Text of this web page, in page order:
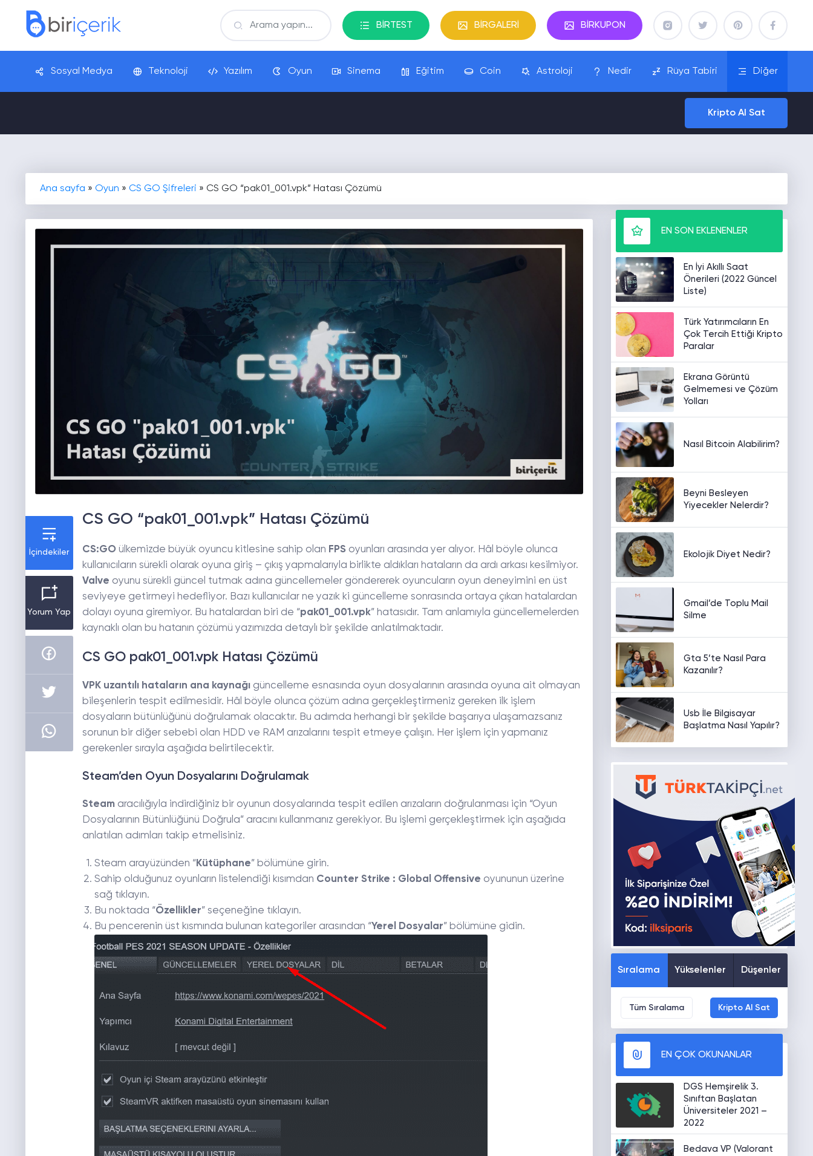
BİRTEST BİRGALERİ BİRKUPON
Sosyal Medya Teknoloji Yazılım Oyun Sinema Eğitim Coin Astroloji Nedir Rüya Tabiri Diğer
Kripto Al Sat
Ana sayfa » Oyun » CS GO Şifreleri » CS GO “pak01_001.vpk” Hatası Çözümü
İçindekiler
Yorum Yap
CS GO “pak01_001.vpk” Hatası Çözümü
CS:GO ülkemizde büyük oyuncu kitlesine sahip olan FPSoyunları arasında yer alıyor. Hâl böyle olunca
kullanıcıların sürekli olarak oyuna giriş – çıkış yapmalarıyla birlikte aldıkları hataların da ardı arkası kesilmiyor.
Valve oyunu sürekli güncel tutmak adına güncellemeler göndererek oyuncuların oyun deneyimini en üst
seviyeye getirmeyi hedefliyor. Bazı kullanıcılar ne yazık ki güncelleme sonrasında ortaya çıkan hatalardan
dolayı oyuna giremiyor. Bu hatalardan biri de “pak01_001.vpk” hatasıdır. Tam anlamıyla güncellemelerden
kaynaklı olan bu hatanın çözümü yazımızda detaylı bir şekilde anlatılmaktadır.
CS GO pak01_001.vpk Hatası Çözümü
VPK uzantılı hataların ana kaynağıgüncelleme esnasında oyun dosyalarının arasında oyuna ait olmayan
bileşenlerin tespit edilmesidir. Hâl böyle olunca çözüm adına gerçekleştirmeniz gereken ilk işlem
dosyaların bütünlüğünü doğrulamak olacaktır. Bu adımda herhangi bir şekilde başarıya ulaşamazsanız
sorunun bir diğer sebebi olan HDD ve RAM arızalarını tespit etmeye çalışın. Her işlem için yapmanız
gerekenler sırayla aşağıda belirtilecektir.
Steam’den Oyun Dosyalarını Doğrulamak
Steamaracılığıyla indirdiğiniz bir oyunun dosyalarında tespit edilen arızaların doğrulanması için “Oyun
Dosyalarının Bütünlüğünü Doğrula” aracını kullanmanız gerekiyor. Bu işlemi gerçekleştirmek için aşağıda
anlatılan adımları takip etmelisiniz.
Steam arayüzünden “Kütüphane” bölümüne girin.
Sahip olduğunuz oyunların listelendiği kısımdan Counter Strike : Global Offensive oyununun üzerine
sağ tıklayın.
Bu noktada “Özellikler” seçeneğine tıklayın.
Bu pencerenin üst kısmında bulunan kategoriler arasından “Yerel Dosyalar” bölümüne gidin.
EN SON EKLENENLER
En İyi Akıllı Saat
Önerileri (2022 Güncel
Liste)
Türk Yatırımcıların En
Çok Tercih Ettiği Kripto
Paralar
Ekrana Görüntü
Gelmemesi ve Çözüm
Yolları
Nasıl Bitcoin Alabilirim?
Beyni Besleyen
Yiyecekler Nelerdir?
Ekolojik Diyet Nedir?
Gmail’de Toplu Mail
Silme
Gta 5’te Nasıl Para
Kazanılır?
Usb İle Bilgisayar
Başlatma Nasıl Yapılır?
Sıralama Yükselenler Düşenler
Tüm Sıralama Kripto Al Sat
EN ÇOK OKUNANLAR
DGS Hemşirelik 3.
Sınıftan Başlatan
Üniversiteler 2021 –
2022
Bedava VP (Valorant